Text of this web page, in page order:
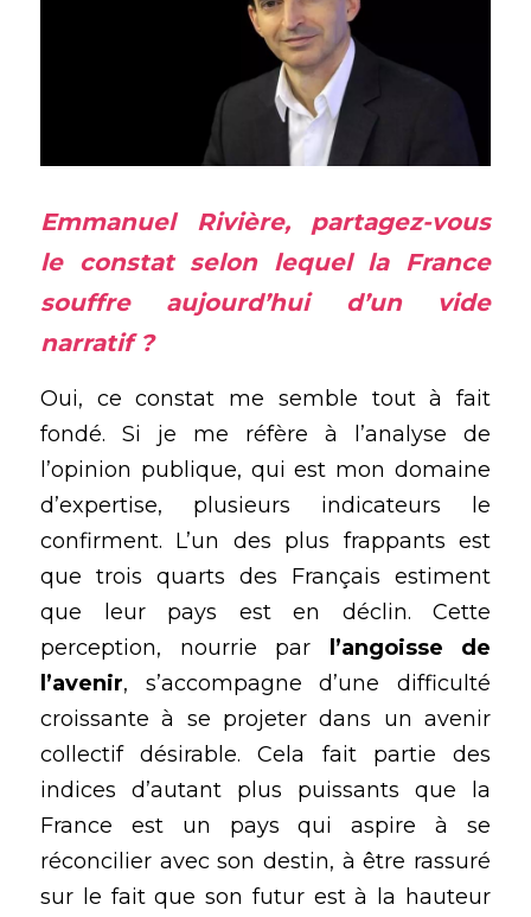
Emmanuel Rivière, partagez-vous
le constat selon lequel la France
souffre aujourd’hui d’un vide
narratif ?
Oui, ce constat me semble tout à fait
fondé. Si je me réfère à l’analyse de
l’opinion publique, qui est mon domaine
d’expertise, plusieurs indicateurs le
confirment. L’un des plus frappants est
que trois quarts des Français estiment
que leur pays est en déclin. Cette
perception, nourrie par
l’angoisse de
l’avenir, s’accompagne d’une difficulté
croissante à se projeter dans un avenir
collectif désirable. Cela fait partie des
indices d’autant plus puissants que la
France est un pays qui aspire à se
réconcilier avec son destin, à être rassuré
sur le fait que son futur est à la hauteur